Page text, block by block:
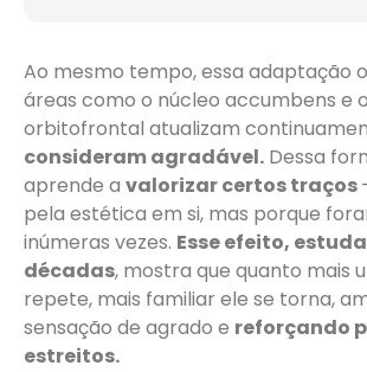
Ao mesmo tempo, essa adaptação
áreas como o núcleo accumbens e
orbitofrontal atualizam
consideram agradável. Dessa
aprende a valorizar certos traços
pela estética em si, mas porque
inúmeras vezes. Esse efeito,
décadas, mostra que quanto mais
repete, mais familiar ele se torna,
sensação de agrado e reforçando
estreitos.